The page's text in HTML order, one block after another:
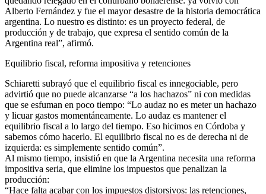
Alberto Fernández y fue el mayor desastre de la historia democrática
argentina. Lo nuestro es distinto: es un proyecto federal, de
producción y de trabajo, que expresa el sentido común de la
Argentina real”, afirmó.
Equilibrio fiscal, reforma impositiva y retenciones
Schiaretti subrayó que el equilibrio fiscal es innegociable, pero
advirtió que no puede alcanzarse “a los hachazos” ni con medidas
que se esfuman en poco tiempo: “Lo audaz no es meter un hachazo
y licuar gastos momentáneamente. Lo audaz es mantener el
equilibrio fiscal a lo largo del tiempo. Eso hicimos en Córdoba y
sabemos cómo hacerlo. El equilibrio fiscal no es de derecha ni de
izquierda: es simplemente sentido común”.
Al mismo tiempo, insistió en que la Argentina necesita una reforma
impositiva seria, que elimine los impuestos que penalizan la
producción:
“Hace falta acabar con los impuestos distorsivos: las retenciones,